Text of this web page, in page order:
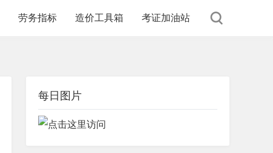
劳务指标 造价工具箱 考证加油站
每日图片